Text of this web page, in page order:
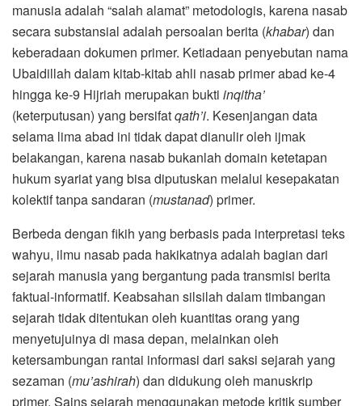
manusia adalah “salah alamat” metodologis, karena nasab
secara substansial adalah persoalan berita (khabar) dan
keberadaan dokumen primer. Ketiadaan penyebutan nama
Ubaidillah dalam kitab-kitab ahli nasab primer abad ke-4
hingga ke-9 Hijriah merupakan bukti inqitha’
(keterputusan) yang bersifatqath’i. Kesenjangan data
selama lima abad ini tidak dapat dianulir oleh ijmak
belakangan, karena nasab bukanlah domain ketetapan
hukum syariat yang bisa diputuskan melalui kesepakatan
kolektif tanpa sandaran (mustanad) primer.
Berbeda dengan fikih yang berbasis pada interpretasi teks
wahyu, ilmu nasab pada hakikatnya adalah bagian dari
sejarah manusia yang bergantung pada transmisi berita
faktual-informatif. Keabsahan silsilah dalam timbangan
sejarah tidak ditentukan oleh kuantitas orang yang
menyetujuinya di masa depan, melainkan oleh
ketersambungan rantai informasi dari saksi sejarah yang
sezaman (mu’ashirah) dan didukung oleh manuskrip
primer. Sains sejarah menggunakan metode kritik sumber